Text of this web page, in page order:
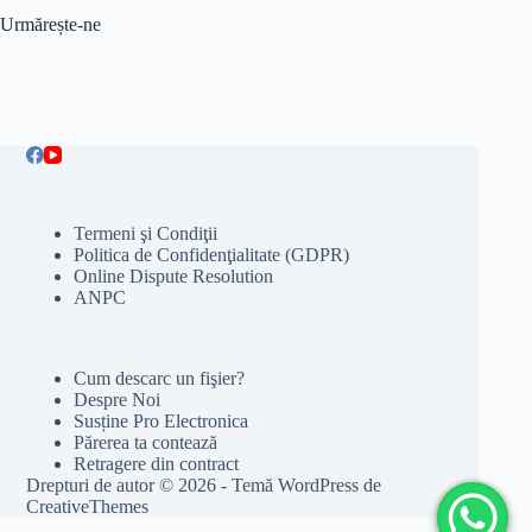
Urmărește-ne
Termeni şi Condiţii
Politica de Confidenţialitate (GDPR)
Online Dispute Resolution
ANPC
Cum descarc un fişier?
Despre Noi
Susține Pro Electronica
Părerea ta contează
Retragere din contract
Drepturi de autor © 2026 - Temă WordPress de
CreativeThemes